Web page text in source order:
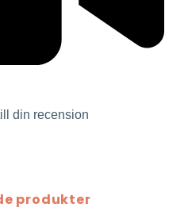
din recension
produkter